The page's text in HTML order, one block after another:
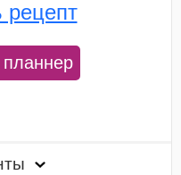
рецепт